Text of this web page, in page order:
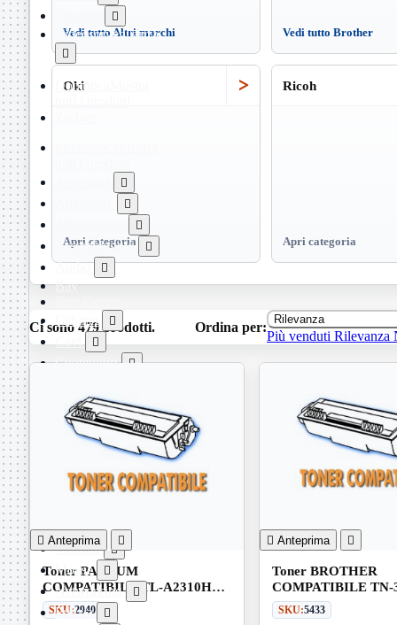

Videosorveglianza

Domotica



Assemblaggio 
Audio 
Bay
Cabinet

Cavi 
Contenitori 
Dissipatori 
Hard Disk 
Laboratorio 
MainBoard 
Masterizzatori 
Memorie

Monitor 
Mouse 
Networking 
Pulizia 
Vedi tutto Altri marchi Vedi tutto Brother
Oki >
Apri categoria
Ricoh
Apri categoria
Ci sono 479 prodotti. Ordina per: Rilevanza
Più venduti Rilevanza
 Anteprima 
Toner PANTUM
COMPATIBILE TL-A2310H
Nero 1.6K
SKU:2940
 Anteprima 
Toner BROTHER
COMPATIBILE TN-
8K
SKU:5433